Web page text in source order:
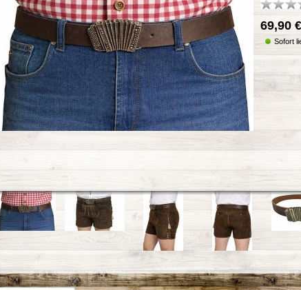
69,90 €
Sofort